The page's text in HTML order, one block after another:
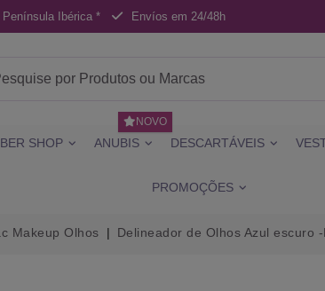
Ibérica * Envíos em 24/48h
SHOP ANUBIS
NOVO
DESCARTÁVEIS
PROMOÇÕES
Makeup Olhos Delineador de Olhos Azul escuro